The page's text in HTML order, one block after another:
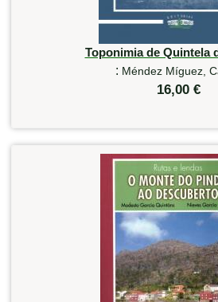
Toponimia de Quintela
: Méndez Míguez,
16,00 €